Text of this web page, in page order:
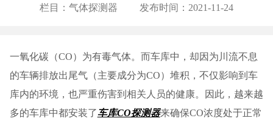
栏目：气体探测器 发布时间：2021-11-24
一氧化碳（CO）为有毒气体。而车库中，却因为川流不息
的车辆排放出尾气（主要成分为CO）堆积，不仅影响到车
库内的环境，也严重伤害到相关人员的健康。因此，越来越
多的车库中都安装了车库CO探测器来确保CO浓度处于正常